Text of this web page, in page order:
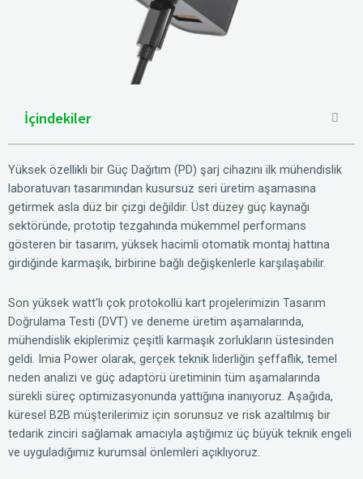
İçindekiler
Yüksek özellikli bir Güç Dağıtım (PD) şarj cihazını ilk mühendislik
laboratuvarı tasarımından kusursuz seri üretim aşamasına
getirmek asla düz bir çizgi değildir. Üst düzey güç kaynağı
sektöründe, prototip tezgahında mükemmel performans
gösteren bir tasarım, yüksek hacimli otomatik montaj hattına
girdiğinde karmaşık, birbirine bağlı değişkenlerle karşılaşabilir.
Son yüksek watt'lı çok protokollü kart projelerimizin Tasarım
Doğrulama Testi (DVT) ve deneme üretim aşamalarında,
mühendislik ekiplerimiz çeşitli karmaşık zorlukların üstesinden
geldi. Imia Power olarak, gerçek teknik liderliğin şeffaflık, temel
neden analizi ve güç adaptörü üretiminin tüm aşamalarında
sürekli süreç optimizasyonunda yattığına inanıyoruz. Aşağıda,
küresel B2B müşterilerimiz için sorunsuz ve risk azaltılmış bir
tedarik zinciri sağlamak amacıyla aştığımız üç büyük teknik engeli
ve uyguladığımız kurumsal önlemleri açıklıyoruz.